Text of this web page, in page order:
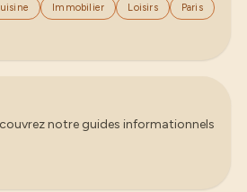
Immobilier Loisirs Paris
notre guides informationnels